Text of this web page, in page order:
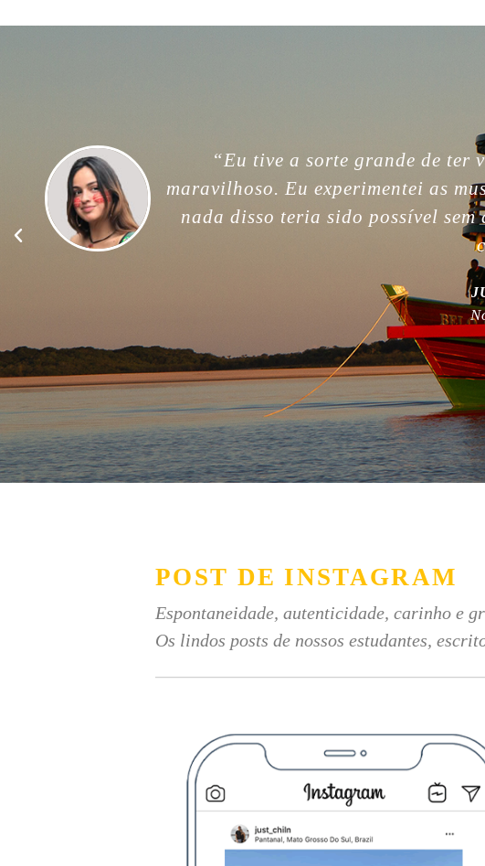
“For me, this trip was
memories. Thank you so much, the
good work!
POST DE INSTAGRAM
Espontaneidade, autenticidade, carinho e
Os lindos posts de nossos estudantes,